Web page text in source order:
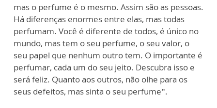
mas o perfume é o mesmo. Assim são as pessoas.
Há diferenças enormes entre elas, mas todas
perfumam. Você é diferente de todos, é único no
mundo, mas tem o seu perfume, o seu valor, o
seu papel que nenhum outro tem. O importante é
perfumar, cada um do seu jeito. Descubra isso e
será feliz. Quanto aos outros, não olhe para os
seus defeitos, mas sinta o seu perfume”.